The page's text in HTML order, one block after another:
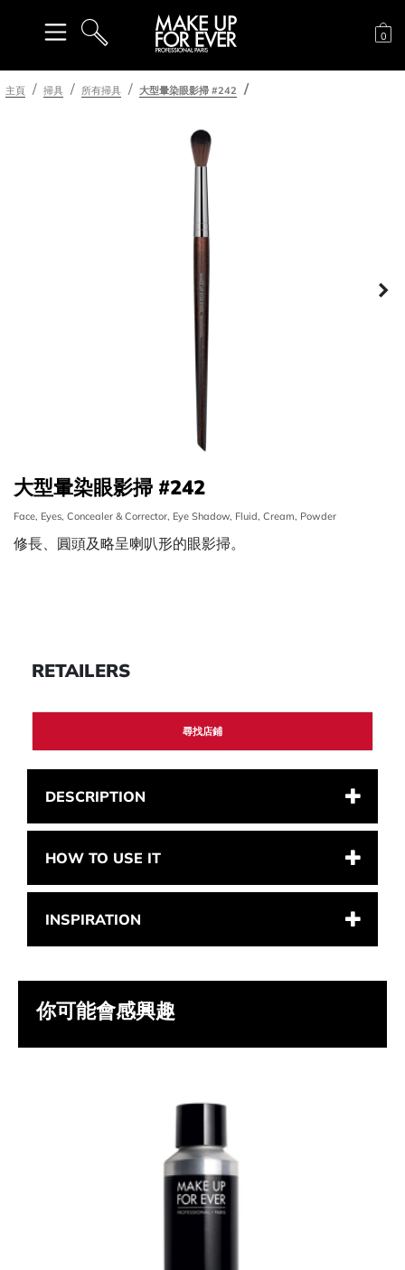
搜尋
購
0
主頁 掃具 所有掃具 大型暈染眼影掃 #242
下
大型暈染眼影掃 #242
Face, Eyes, Concealer & Corrector, Eye Shadow, Fluid, Cream, Powder
修長、圓頭及略呈喇叭形的眼影掃。
RETAILERS
尋找店鋪
DESCRIPTION
HOW TO USE IT
INSPIRATION
你可能會感興趣